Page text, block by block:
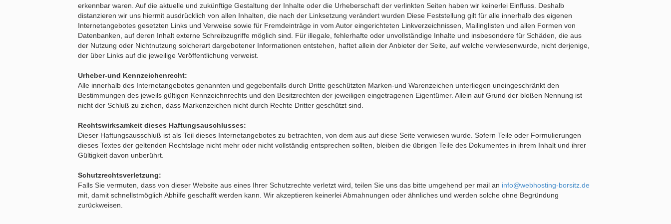
erkennbar waren. Auf die aktuelle und zukünftige Gestaltung der Inhalte oder die Urheberschaft der verlinkten Seiten haben wir keinerlei Einfluss. Deshalb
distanzieren wir uns hiermit ausdrücklich von allen Inhalten, die nach der Linksetzung verändert wurden Diese Feststellung gilt für alle innerhalb des eigenen
Internetangebotes gesetzten Links und Verweise sowie für Fremdeinträge in vom Autor eingerichteten Linkverzeichnissen, Mailinglisten und allen Formen von
Datenbanken, auf deren Inhalt externe Schreibzugriffe möglich sind. Für illegale, fehlerhafte oder unvollständige Inhalte und insbesondere für Schäden, die aus
der Nutzung oder Nichtnutzung solcherart dargebotener Informationen entstehen, haftet allein der Anbieter der Seite, auf welche verwiesenwurde, nicht derjenige,
der über Links auf die jeweilige Veröffentlichung verweist.
Urheber-und Kennzeichenrecht:
Alle innerhalb des Internetangebotes genannten und gegebenfalls durch Dritte geschützten Marken-und Warenzeichen unterliegen uneingeschränkt den
Bestimmungen des jeweils gültigen Kennzeichnrechts und den Besitzrechten der jeweiligen eingetragenen Eigentümer. Allein auf Grund der bloßen Nennung ist
nicht der Schluß zu ziehen, dass Markenzeichen nicht durch Rechte Dritter geschützt sind.
Rechtswirksamkeit dieses Haftungsauschlusses:
Dieser Haftungsausschluß ist als Teil dieses Internetangebotes zu betrachten, von dem aus auf diese Seite verwiesen wurde. Sofern Teile oder Formulierungen
dieses Textes der geltenden Rechtslage nicht mehr oder nicht vollständig entsprechen sollten, bleiben die übrigen Teile des Dokumentes in ihrem Inhalt und ihrer
Gültigkeit davon unberührt.
Schutzrechtsverletzung:
Falls Sie vermuten, dass von dieser Website aus eines Ihrer Schutzrechte verletzt wird, teilen Sie uns das bitte umgehend per mail an info@webhosting-borsitz.de
mit, damit schnellstmöglich Abhilfe geschafft werden kann. Wir akzeptieren keinerlei Abmahnungen oder ähnliches und werden solche ohne Begründung
zurückweisen.